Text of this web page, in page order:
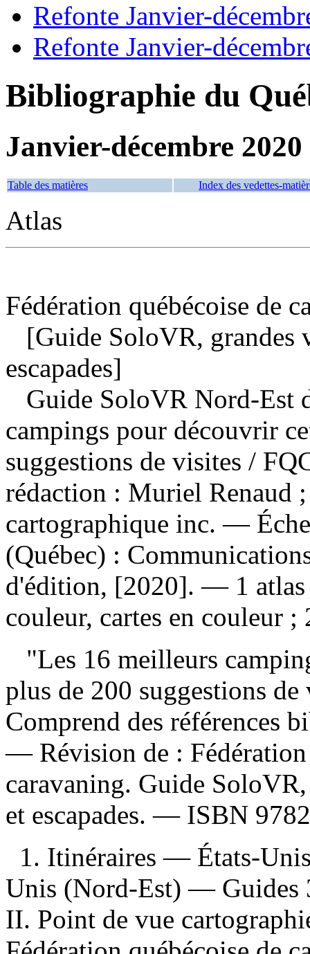
Refonte Janvier-
Refonte Janvier-
Bibliographie du
Janvier-décembre 2020
Table des matières Index des vedettes-
Atlas
Fédération québécoise de
[Guide SoloVR, grandes
escapades]
Guide SoloVR Nord-Est
campings pour découvrir
suggestions de visites /
rédaction : Muriel Renaud
cartographique inc. —
(Québec) :
d'édition, [2020]. — 1 atlas
couleur, cartes en couleur ;
"Les 16 meilleurs
plus de 200 suggestions
Comprend des références
— Révision de :
caravaning. Guide
et escapades. — ISBN
1. Itinéraires — États-
Unis (Nord-Est) — Guides
II. Point de vue